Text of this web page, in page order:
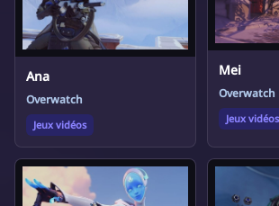
Ana
Overwatch
Jeux vidéos
Mei
Overwatch
Jeux vidéos